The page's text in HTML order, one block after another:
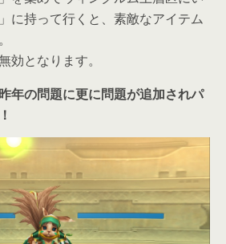
に持って行くと、素敵なアイテム
となります。
年の問題に更に問題が追加されパ